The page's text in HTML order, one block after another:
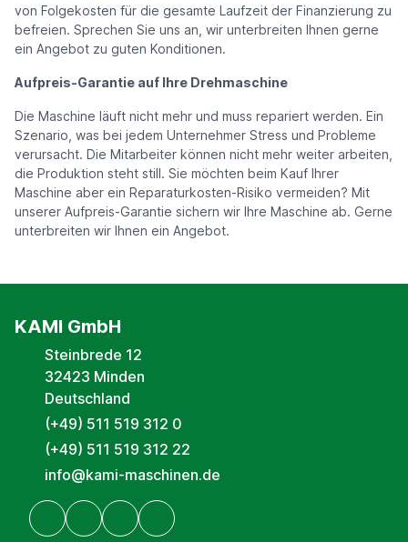
von Folgekosten für die gesamte Laufzeit der Finanzierung zu
befreien. Sprechen Sie uns an, wir unterbreiten Ihnen gerne
ein Angebot zu guten Konditionen.
Aufpreis-Garantie auf Ihre Drehmaschine
Die Maschine läuft nicht mehr und muss repariert werden. Ein
Szenario, was bei jedem Unternehmer Stress und Probleme
verursacht. Die Mitarbeiter können nicht mehr weiter arbeiten,
die Produktion steht still. Sie möchten beim Kauf Ihrer
Maschine aber ein Reparaturkosten-Risiko vermeiden? Mit
unserer Aufpreis-Garantie sichern wir Ihre Maschine ab. Gerne
unterbreiten wir Ihnen ein Angebot.
KAMI GmbH
Steinbrede 12
32423 Minden
Deutschland
(+49) 511 519 312 0
(+49) 511 519 312 22
info@kami-maschinen.de